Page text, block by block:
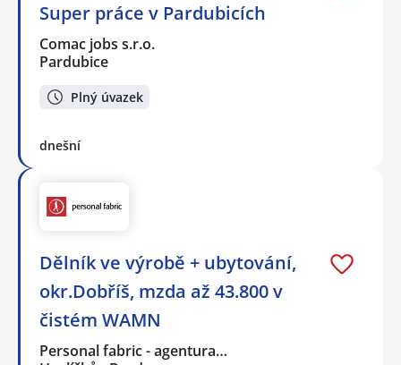
Super práce v Pardubicích
Comac jobs s.r.o.
Pardubice
Plný úvazek
dnešní
Dělník ve výrobě + ubytování,
okr.Dobříš, mzda až 43.800 v
čistém WAMN
Personal fabric - agentura…